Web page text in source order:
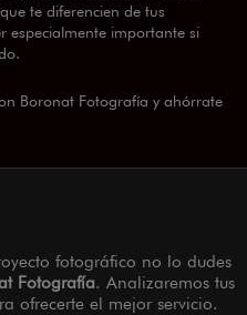
te diferencien de tus
especialmente importante si
Boronat Fotografía y ahórrate
fotográfico no lo dudes
Fotografía. Analizaremos tus
ofrecerte el mejor servicio.